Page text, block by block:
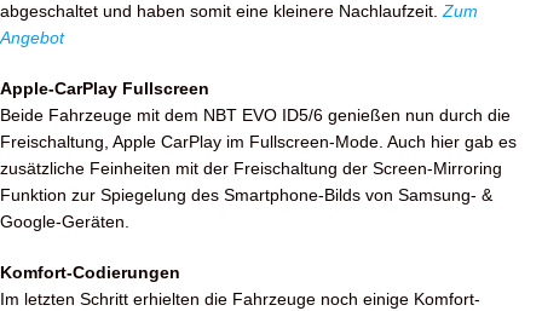
abgeschaltet und haben somit eine kleinere Nachlaufzeit. Zum
Angebot
Apple-CarPlay Fullscreen
Beide Fahrzeuge mit dem NBT EVO ID5/6 genießen nun durch die
Freischaltung, Apple CarPlay im Fullscreen-Mode. Auch hier gab es
zusätzliche Feinheiten mit der Freischaltung der Screen-Mirroring
Funktion zur Spiegelung des Smartphone-Bilds von Samsung- &
Google-Geräten.
Komfort-Codierungen
Im letzten Schritt erhielten die Fahrzeuge noch einige Komfort-